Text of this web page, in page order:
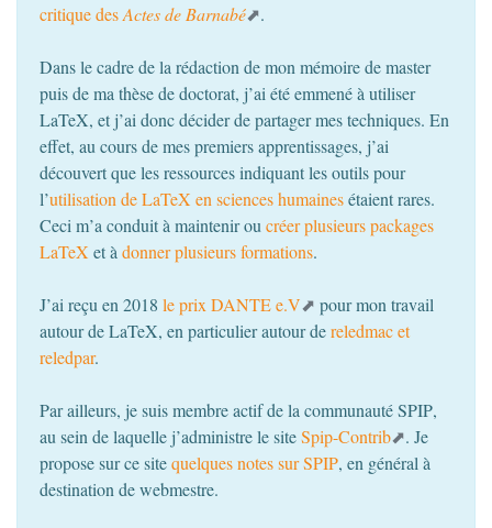
critique desActes de Barnabé .
Dans le cadre de la rédaction de mon mémoire de master
puis de ma thèse de doctorat, j’ai été emmené à utiliser
LaTeX, et j’ai donc décider de partager mes techniques. En
effet, au cours de mes premiers apprentissages, j’ai
découvert que les ressources indiquant les outils pour
l’utilisation de LaTeX en sciences humainesétaient rares.
Ceci m’a conduit à maintenir ou créer plusieurs packages
LaTeX et à donner plusieurs formations.
J’ai reçu en 2018 le prix DANTEe.V
pour mon travail
autour de LaTeX, en particulier autour dereledmac et
reledpar.
Par ailleurs, je suis membre actif de la communautéSPIP,
au sein de laquelle j’administre le siteSpip-Contrib
. Je
propose sur ce sitequelques notes surSPIP, en général à
destination de webmestre.